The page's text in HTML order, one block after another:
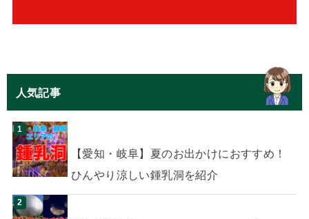
人気記事
【愛知・岐阜】夏のお出かけにおすすめ！
ひんやり涼しい鍾乳洞を紹介